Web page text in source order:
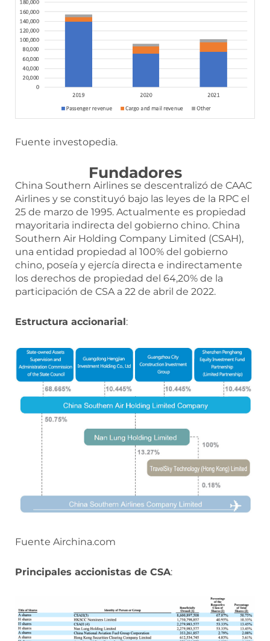
Fuente investopedia.
Fundadores
China Southern Airlines se descentralizó de CAAC
Airlines y se constituyó bajo las leyes de la RPC el
25 de marzo de 1995. Actualmente es propiedad
mayoritaria indirecta del gobierno chino. China
Southern Air Holding Company Limited (CSAH),
una entidad propiedad al 100% del gobierno
chino, poseía y ejercía directa e indirectamente
los derechos de propiedad del 64,20% de la
participación de CSA a 22 de abril de 2022.
Estructura accionarial:
Fuente Airchina.com
Principales accionistas de CSA: